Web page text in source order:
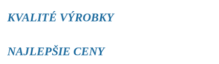
KVALITÉ VÝROBKY
NAJLEPŠIE CENY